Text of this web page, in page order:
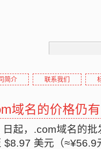
高权重域名,高外链域名,高
简介 联系我们
域名的价格仍
起，.com域名的
$8.97 美元（≈¥56.9